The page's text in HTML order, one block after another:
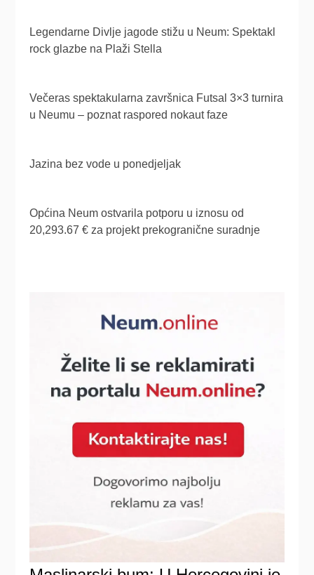
Legendarne Divlje jagode stižu u Neum: Spektakl
rock glazbe na Plaži Stella
Večeras spektakularna završnica Futsal 3×3 turnira
u Neumu – poznat raspored nokaut faze
Jazina bez vode u ponedjeljak
Općina Neum ostvarila potporu u iznosu od
20,293.67 € za projekt prekogranične suradnje